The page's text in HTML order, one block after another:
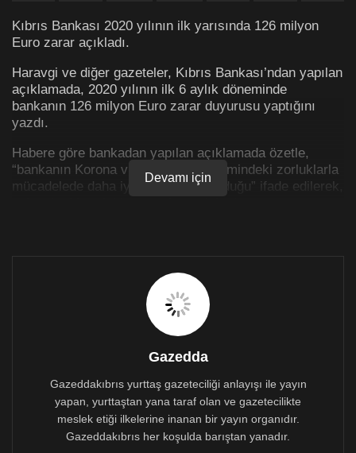
Kıbrıs Bankası 2020 yılının ilk yarısında 126 milyon
Euro zarar açıkladı.
Haravgi ve diğer gazeteler, Kıbrıs Bankası’ndan yapılan
açıklamada, 2020 yılının ilk 6 aylık döneminde
bankanın 126 milyon Euro zarar duyurusu yaptığını
yazdı.
Habere göre bankadan yapılan açıklamada özetle,
“bankanın Korona virüs salgını dönemindeki zorluklarla
mücadelede daha iyi bir durumda olduğu” ifade edilerek,
Devamı için
Gazedda
Gazeddakıbrıs yurttaş gazeteciliği anlayışı ile yayın
yapan, yurttaştan yana taraf olan ve gazetecilikte
meslek etiği ilkelerine inanan bir yayın organıdır.
Gazeddakıbrıs her koşulda barıştan yanadır.